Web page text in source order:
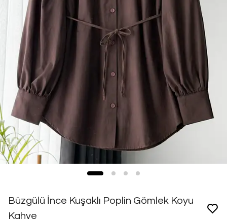
Büzgülü İnce Kuşaklı Poplin Gömlek Koyu
Kahve